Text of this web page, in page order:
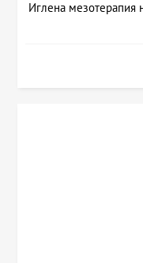
Иглена мезотерапия